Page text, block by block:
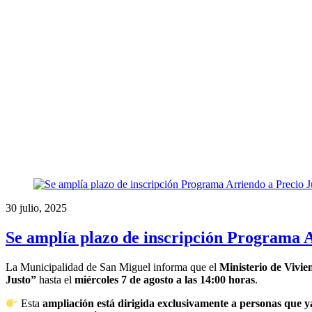
30 julio, 2025
Se amplía plazo de inscripción Programa
La Municipalidad de San Miguel informa que el Ministerio de
Justo” hasta el miércoles 7 de agosto a las 14:00 horas.
Estaampliación está dirigida exclusivamente a personas que